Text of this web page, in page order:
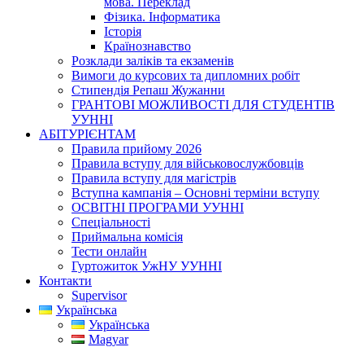
Фізика. Інформатика
Історія
Країнознавство
Розклади заліків та екзаменів
Вимоги до курсових та дипломних робіт
Стипендія Репаш Жужанни
ГРАНТОВІ МОЖЛИВОСТІ ДЛЯ СТУДЕНТІВ
УУННІ
АБІТУРІЄНТАМ
Правила прийому 2026
Правила вступу для військовослужбовців
Правила вступу для магістрів
Вступна кампанія – Основні терміни вступу
ОСВІТНІ ПРОГРАМИ УУННІ
Спеціальності
Приймальна комісія
Тести онлайн
Гуртожиток УжНУ УУННІ
Контакти
Supervisor
Українська
Українська
Magyar